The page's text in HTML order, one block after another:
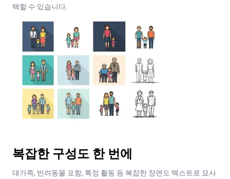
택할 수 있습니다.
복잡한 구성도 한 번에
대가족, 반려동물 포함, 특정 활동 등 복잡한 장면도 텍스트로 묘사